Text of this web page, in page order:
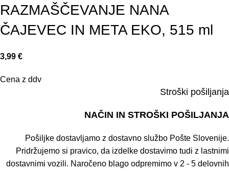
RAZMAŠČEVANJE NANA
ČAJEVEC IN META EKO, 515 ml
3,99 €
Cena z ddv
Stroški pošiljanja
NAČIN IN STROŠKI POŠILJANJA
Pošiljke dostavljamo z dostavno službo Pošte Slovenije.
Pridržujemo si pravico, da izdelke dostavimo tudi z lastnimi
dostavnimi vozili. Naročeno blago odpremimo v 2 - 5 delovnih